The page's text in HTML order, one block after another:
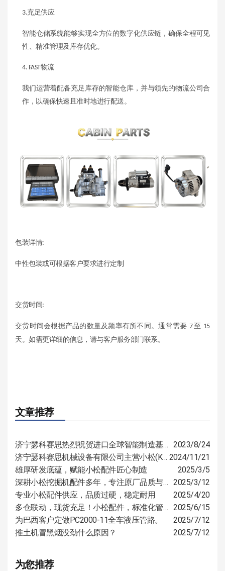
3.充足供应
智能仓储系统能够实现全方位的数字化供应链，确保全程可见
性、精准管理及库存优化。
4. FAST物流
我们运营着配备充足库存的智能仓库，并与领先的物流公司合
作，以确保快速且准时地进行配送。
包装详情:
中性包装或可根据客户要求进行定制
交货时间:
交货时间会根据产品的数量及频率有所不同。通常需要 7 至 15
天。如需更详细的信息，请与客户服务部门联系。
文章推荐
济宁瑟科赛思热烈祝贺进口全球智能制造基地开工仪式圆满举行 2023/8/24
济宁瑟科赛思机械设备有限公司主营小松(KOMATSU)、山推(SHANTUI)、卡特（CAT）等国际知名品牌的全系列产品的零部件 2024/11/21
雄厚研发底蕴，赋能小松配件匠心制造
2025/3/5
深耕小松挖掘机配件多年，专注原厂品质与定制服务 2025/3/12
专业小松配件供应，品质过硬，稳定耐用
2025/4/20
多仓联动，现货充足！小松配件，标准化管控，多仓覆盖速达全国 2025/6/15
为巴西客户定做PC2000-11全车液压管路。
2025/7/12
推土机冒黑烟没劲什么原因？
2025/7/12
为您推荐